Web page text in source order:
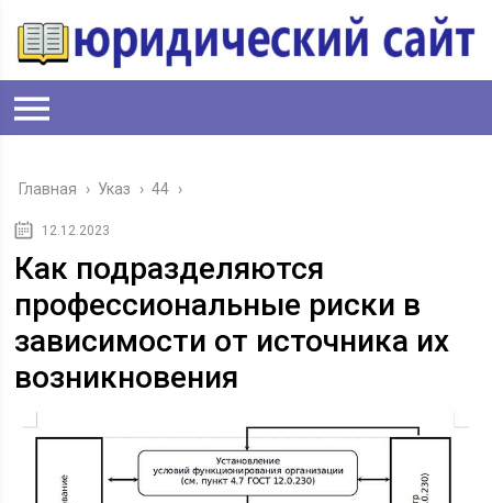
Главная › Указ › 44 ›
12.12.2023
Как подразделяются
профессиональные риски в
зависимости от источника их
возникновения